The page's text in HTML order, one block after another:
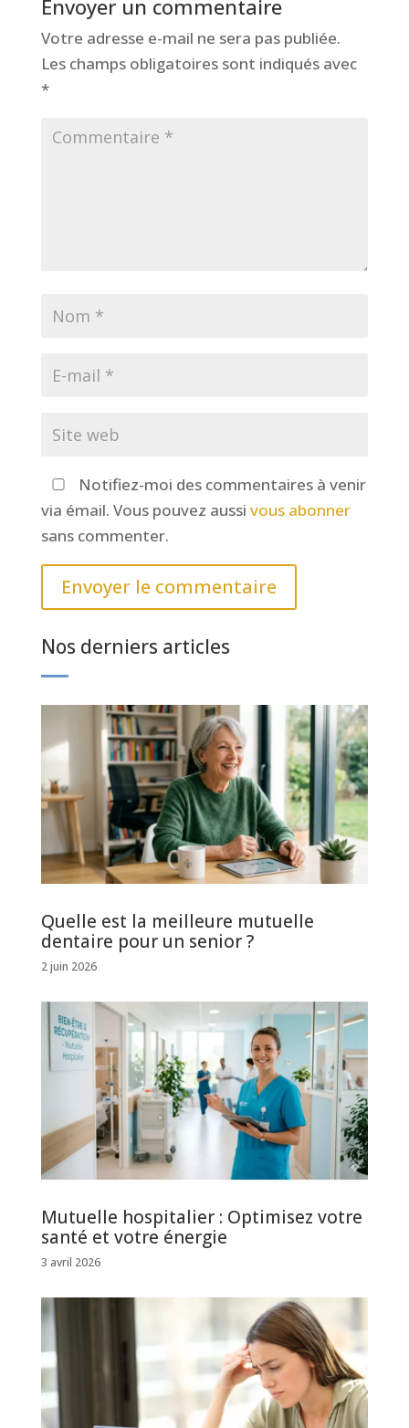
Envoyer un commentaire
Votre adresse e-mail ne sera pas publiée.
Les champs obligatoires sont indiqués avec
*
Notifiez-moi des commentaires à venir
via émail. Vous pouvez aussi vous abonner
sans commenter.
Envoyer le commentaire
Nos derniers articles
Quelle est la meilleure mutuelle
dentaire pour un senior ?
2 juin 2026
Mutuelle hospitalier : Optimisez votre
santé et votre énergie
3 avril 2026